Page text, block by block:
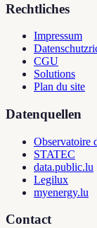
Rechtliches
Impressum
CGU
Solutions
Plan du site
Datenquellen
Observatoire
STATEC
data.public.lu
Legilux
myenergy.lu
Contact